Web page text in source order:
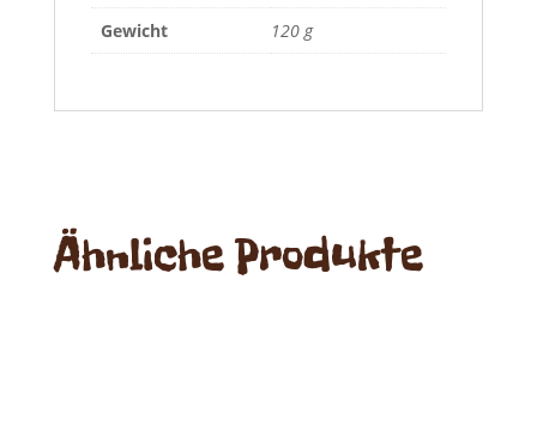
Gewicht 120 g
Ähnliche Produkte